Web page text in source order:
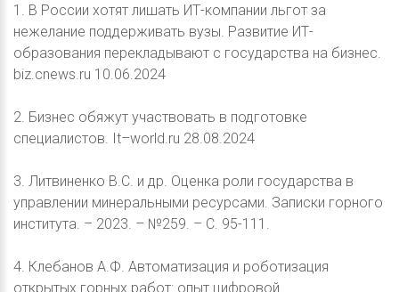
1. В России хотят лишать ИТ-компании льгот за
нежелание поддерживать вузы. Развитие ИТ-
образования перекладывают с государства на бизнес.
biz.cnews.ru 10.06.2024
2. Бизнес обяжут участвовать в подготовке
специалистов. It–world.ru 28.08.2024
3. Литвиненко В.С. и др. Оценка роли государства в
управлении минеральными ресурсами. Записки горного
института. – 2023. – №259. – С. 95-111.
4. Клебанов А.Ф. Автоматизация и роботизация
открытых горных работ: опыт цифровой